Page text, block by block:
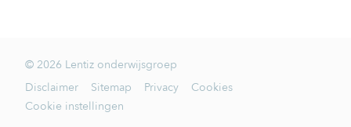
© 2026 Lentiz onderwijsgroep
Disclaimer
Sitemap Privacy
Cookies
Cookie instellingen